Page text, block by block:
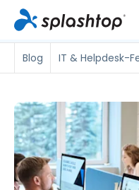
Blog IT & Helpdesk-